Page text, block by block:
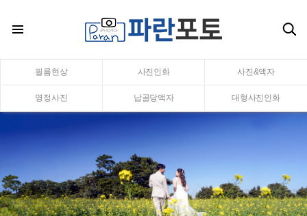
필름현상 사진인화 사진&액자
영정사진 납골당액자 대형사진인화